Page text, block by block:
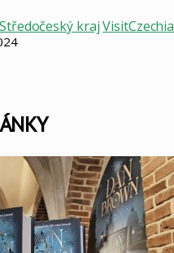
Středočeský krajVisitCzechia